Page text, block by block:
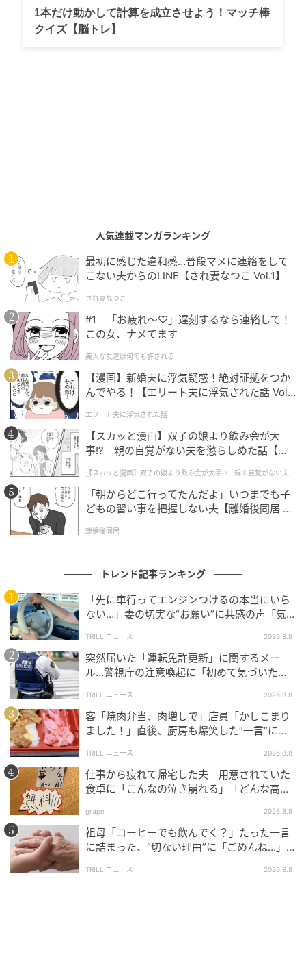
揃った一体感
この日は、アルパカたちの圧倒的なスピードに少し置
スを合わせるかのように走る姿からは、アルパカとヤ
ギの仲の良さが伝わってきます。
アルパカダッシュ＝市川市動植物園公式Xより
最後は広場で仲良く草を食む、まとまりのあ
全力でダッシュを終えた後は、いつものように広場で
みんなで草を食べる時間が待っていました。走ってい
るときの一体感そのままに、草を食む姿にもまとまり
が。
アルパカダッシュ＝市川市動植物園公式Xより
1本だけ動かして計算を成立させよう！マッチ棒
クイズ【脳トレ】
人気連載マンガランキング
最初に感じた違和感…普段マメに連絡をして
こない夫からのLINE【され妻なつこ Vol.1】
され妻なつこ
#1 「お疲れ〜♡」遅刻するなら連絡して！
この女、ナメてます
美人な友達は何でも許される
【漫画】新婚夫に浮気疑惑！絶対証拠をつか
んでやる！【エリート夫に浮気された話 Vol.
エリート夫に浮気された話
【スカッと漫画】双子の娘より飲み会が大
事!? 親の自覚がない夫を懲らしめた話【第1
【スカッと漫画】双子の娘より飲み会が大事!? 親の自覚がない夫を
懲らしめた話
「朝からどこ行ってたんだよ」いつまでも子
どもの習い事を把握しない夫【離婚後同居 Vo
離婚後同居
トレンド記事ランキング
「先に車行ってエンジンつけるの本当にいら
ない…」妻の切実な“お願い”に共感の声「気
TRILL ニュース 2026.8.8
突然届いた「運転免許更新」に関するメー
ル…警視庁の注意喚起に「初めて気づいた」
TRILL ニュース 2026.8.8
客「焼肉弁当、肉増しで」店員「かしこまり
ました！」直後、厨房も爆笑した“一言”に
験談2選＞
TRILL ニュース 2026.8.8
仕事から疲れて帰宅した夫 用意されていた
食卓に「こんなの泣き崩れる」「どんな高級
grape 2026.8.8
祖母「コーヒーでも飲んでく？」たった一言
に詰まった、“切ない理由”に「ごめんね…」
TRILL ニュース 2026.8.8